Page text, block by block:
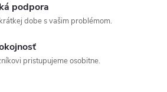
podpora
dobe s vašim problémom.
pristupujeme osobitne.